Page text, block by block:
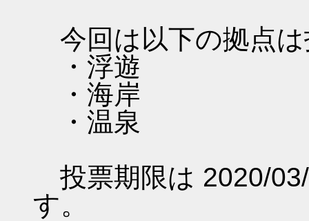
今回は以下の拠点
・浮遊
・海岸
・温泉
投票期限は 2020/
す。